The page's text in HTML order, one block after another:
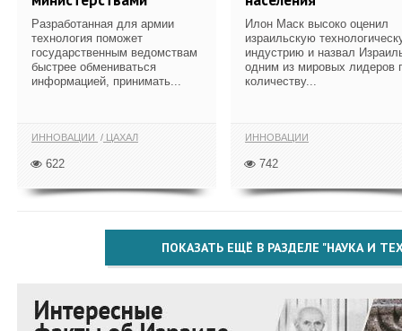
Разработанная для армии
технология поможет
государственным ведомствам
быстрее обмениваться
информацией, принимать...
ИННОВАЦИИ ЦАХАЛ
622
Илон Маск высоко оценил
израильскую
индустрию и назвал
одним из мировых лидеров
количеству...
ИННОВАЦИИ
742
ПОКАЗАТЬ ЕЩЁ В РАЗДЕЛЕ "НАУКА И